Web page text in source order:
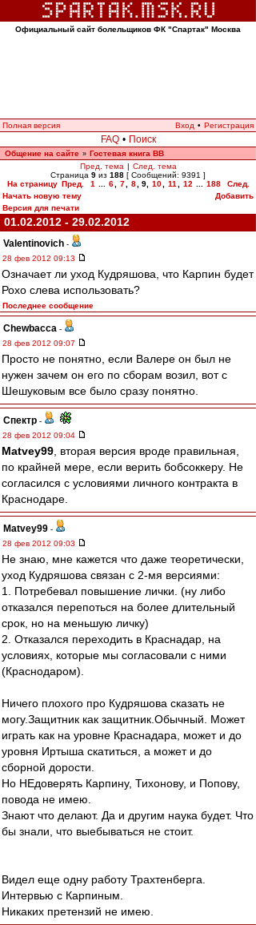
Официальный сайт болельщиков ФК "Спартак" Москва
Полная версия Вход • Регистрация
FAQ • Поиск
Общение на сайте » Гостевая книга ВВ
Пред. тема | След. тема
Страница 9 из 188 [ Сообщений: 9391 ]
На страницу Пред. 1 6 7 8 9, 10 11 12 188
След.
Начать новую тему
Добавить
Версия для печати
01.02.2012 - 29.02.2012
Valentinovich -
28 фев 2012 09:13
Означает ли уход Кудряшова, что Карпин будет
Рохо слева использовать?
Последнее сообщение
Chewbacca -
28 фев 2012 09:07
Просто не понятно, если Валере он был не
нужен зачем он его по сборам возил, вот с
Шешуковым все было сразу понятно.
Спектр -
28 фев 2012 09:04
Matvey99 , вторая версия вроде правильная,
по крайней мере, если верить бобсоккеру. Не
согласился с условиями личного контракта в
Краснодаре.
Matvey99 -
28 фев 2012 09:03
Не знаю, мне кажется что даже теоретически,
уход Кудряшова связан с 2-мя версиями:
1. Потребевал повышение лички. (ну либо
отказался перепоться на более длительный
срок, но на меньшую личку)
2. Отказался переходить в Краснадар, на
условиях, которые мы согласовали с ними
(Краснодаром).
Ничего плохого про Кудряшова сказать не
могу.Защитник как защитник.Обычный. Может
играть как на уровне Краснадара, может и до
уровня Иртыша скатиться, а может и до
сборной дорости.
Но НЕдоверять Карпину, Тихонову, и Попову,
повода не имею.
Знают что делают. Да и другим наука будет. Что
бы знали, что выебываться не стоит.
Видел еще одну работу Трахтенберга.
Интервью с Карпиным.
Никаких претензий не имею.